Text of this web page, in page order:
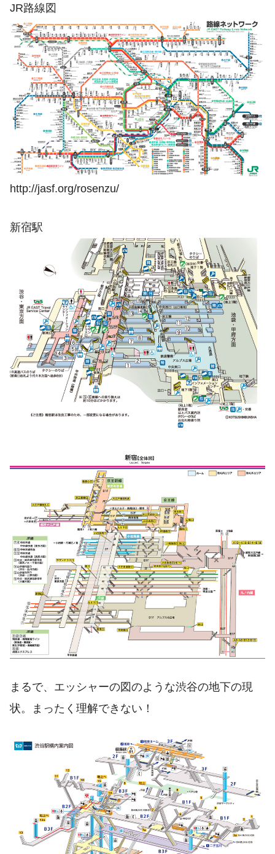
JR路線図
http://jasf.org/rosenzu/
新宿駅
まるで、エッシャーの図のような渋谷の地下の現
状。まったく理解できない！